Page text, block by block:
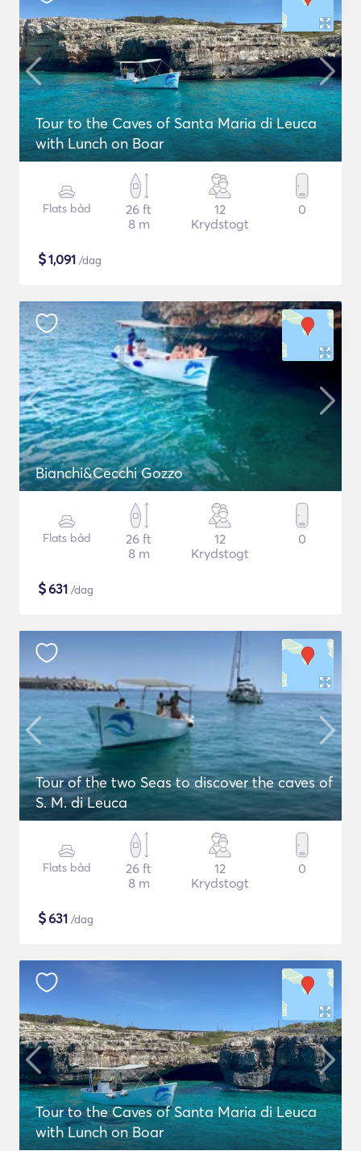
Tour to the Caves of Santa Maria di Leuca
with Lunch on Boar
Flats båd
26 ft
8 m
12
Krydstogt
0
$1,091 /dag
Bianchi&Cecchi Gozzo
Flats båd
26 ft
8 m
12
Krydstogt
0
$631 /dag
Tour of the two Seas to discover the caves of
S. M. di Leuca
Flats båd
26 ft
8 m
12
Krydstogt
0
$631 /dag
Tour to the Caves of Santa Maria di Leuca
with Lunch on Boar